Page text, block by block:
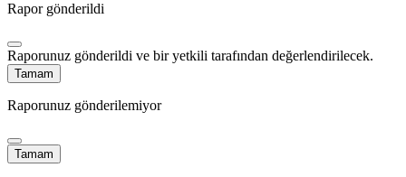
Rapor gönderildi
Raporunuz gönderildi ve bir yetkili tarafından değerlendirilecek.
Tamam
Raporunuz gönderilemiyor
Tamam